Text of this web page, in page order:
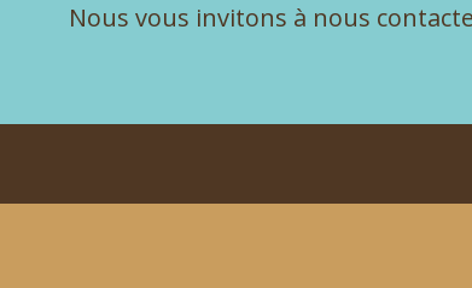
Nous vous invitons à nous